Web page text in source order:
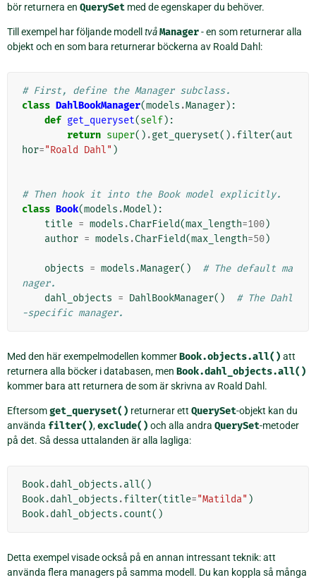
bör returnera en QuerySet med de egenskaper du behöver.
Till exempel har följande modell tvåManager- en som returnerar alla
objekt och en som bara returnerar böckerna av Roald Dahl:
# First, define the Manager subclass.
class DahlBookManager(models .Manager):
def get_queryset(self):
return super() .get_queryset() .filter(aut
hor="Roald Dahl" )
# Then hook it into the Book model explicitly.
class Book(models .Model ):
title = models .CharField(max_length=100)
author = models .CharField(max_length=50)
objects = models .Manager()
# The default ma
nager.
dahl_objects = DahlBookManager()
# The Dahl
-specific manager.
Med den här exempelmodellen kommerBook.objects.all() att
returnera alla böcker i databasen, men Book.dahl_objects.all()
kommer bara att returnera de som är skrivna av Roald Dahl.
Eftersomget_queryset() returnerar ett QuerySet-objekt kan du
använda filter(),exclude() och alla andra QuerySet-metoder
på det. Så dessa uttalanden är alla lagliga:
Book.dahl_objects .all()
Book.dahl_objects .filter(title="Matilda" )
Book.dahl_objects .count()
Detta exempel visade också på en annan intressant teknik: att
använda flera managers på samma modell. Du kan koppla så många